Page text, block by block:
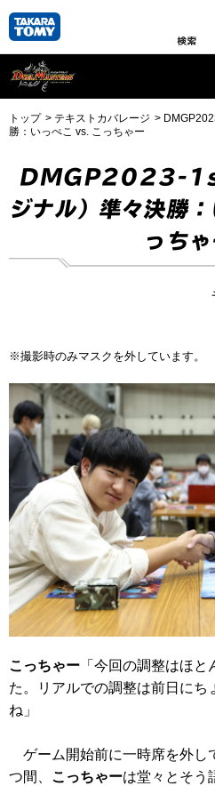
検索
トップ テキストカバレージ
勝：いっぺこ vs. こっちゃー
DMGP2023-
ジナル）準々決勝
っち
※撮影時のみマスクを外しています。
こっちゃー 「今回の調整はほ
た。リアルでの調整は前日にち
ね」
ゲーム開始前に一時席を外し
つ間、 こっちゃーは堂々とそう